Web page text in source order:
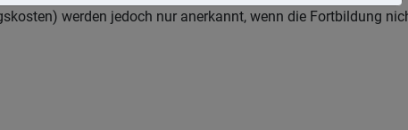
werden jedoch nur anerkannt, wenn die Fortbildung